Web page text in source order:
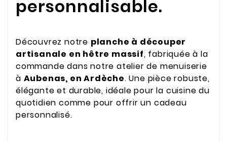
personnalisable.
Découvrez notre planche à découper
artisanale en hêtre massif, fabriquée à la
commande dans notre atelier de menuiserie
à Aubenas, en Ardèche. Une pièce robuste,
élégante et durable, idéale pour la cuisine du
quotidien comme pour offrir un cadeau
personnalisé.